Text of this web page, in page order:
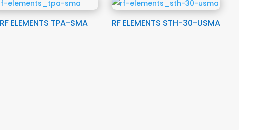
RF ELEMENTS TPA-SMA RF ELEMENTS STH-30-USMA